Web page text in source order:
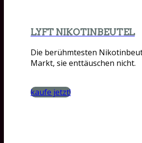
LYFT NIKOTINBEUTEL
Die berühmtesten
Markt, sie enttäuschen nicht.
kaufe jetzt!